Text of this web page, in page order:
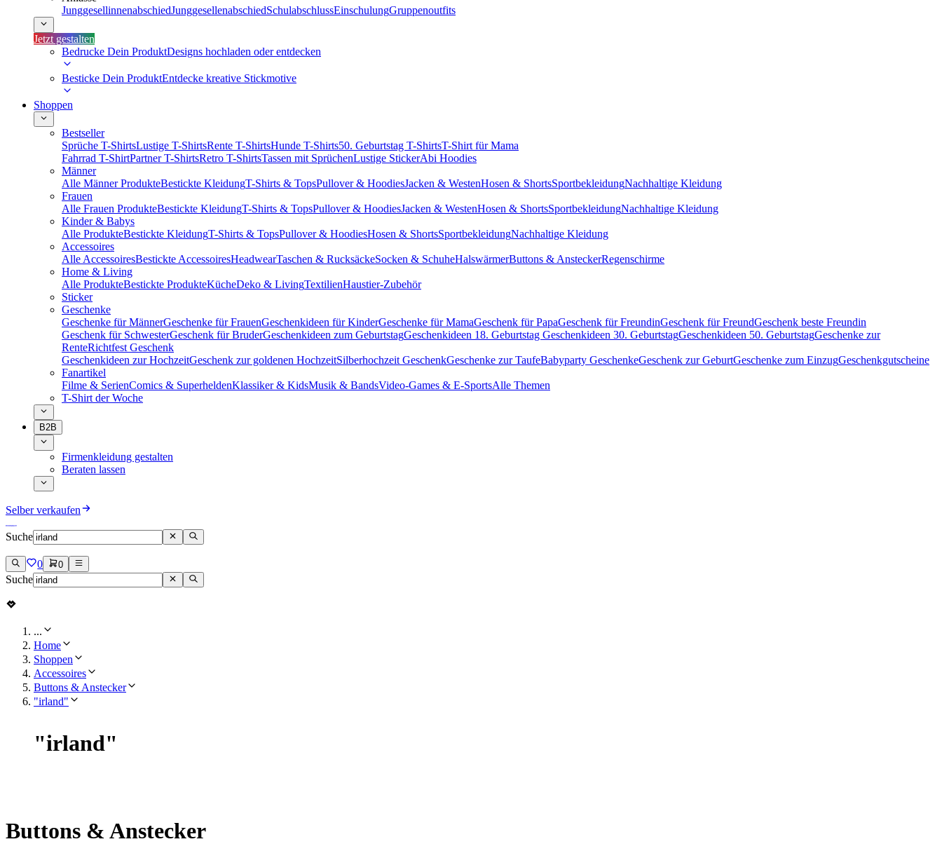
JunggesellinnenabschiedJunggesellenabschiedSchulabschlussEinschulungGruppenoutfits
Jetzt gestalten
Bedrucke Dein ProduktDesigns hochladen oder entdecken
Besticke Dein ProduktEntdecke kreative Stickmotive
Shoppen
Bestseller
Sprüche T-ShirtsLustige T-ShirtsRente T-ShirtsHunde T-Shirts50. Geburtstag T-ShirtsT-Shirt für Mama
Fahrrad T-ShirtPartner T-ShirtsRetro T-ShirtsTassen mit SprüchenLustige StickerAbi Hoodies
Männer
Alle Männer ProdukteBestickte KleidungT-Shirts & TopsPullover & HoodiesJacken & WestenHosen & ShortsSportbekleidungNachhaltige Kleidung
Frauen
Alle Frauen ProdukteBestickte KleidungT-Shirts & TopsPullover & HoodiesJacken & WestenHosen & ShortsSportbekleidungNachhaltige Kleidung
Kinder & Babys
Alle ProdukteBestickte KleidungT-Shirts & TopsPullover & HoodiesHosen & ShortsSportbekleidungNachhaltige Kleidung
Accessoires
Alle AccessoiresBestickte AccessoiresHeadwearTaschen & RucksäckeSocken & SchuheHalswärmerButtons & AnsteckerRegenschirme
Home & Living
Alle ProdukteBestickte ProdukteKücheDeko & LivingTextilienHaustier-Zubehör
Sticker
Geschenke
Geschenke für MännerGeschenke für FrauenGeschenkideen für KinderGeschenke für MamaGeschenk für PapaGeschenk für FreundinGeschenk für FreundGeschenk beste Freundin
Geschenk für SchwesterGeschenk für BruderGeschenkideen zum GeburtstagGeschenkideen 18. Geburtstag Geschenkideen 30. GeburtstagGeschenkideen 50. GeburtstagGeschenke zur
RenteRichtfest Geschenk
Geschenkideen zur HochzeitGeschenk zur goldenen HochzeitSilberhochzeit GeschenkGeschenke zur TaufeBabyparty GeschenkeGeschenk zur GeburtGeschenke zum EinzugGeschenkgutscheine
Fanartikel
Filme & SerienComics & SuperheldenKlassiker & KidsMusik & BandsVideo-Games & E-SportsAlle Themen
T-Shirt der Woche
B2B
Firmenkleidung gestalten
Beraten lassen
Selber verkaufen
Suche
0 0
Suche
...
Home
Shoppen
Accessoires
Buttons & Anstecker
"irland"
"irland"
Buttons & Anstecker